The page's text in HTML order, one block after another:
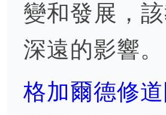
變和發展，
深遠的影響。
格加爾德修